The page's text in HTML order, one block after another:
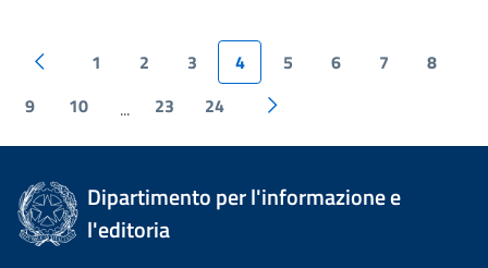
1 2 3 4 5 6 7
8
9
10 ... 23 24
Dipartimento per l'informazione e
l'editoria